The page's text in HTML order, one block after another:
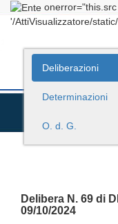
'/AttiVisualizzatore/
Deliberazioni
Determinazioni
O. d. G.
Delibera N. 69 di
09/10/2024